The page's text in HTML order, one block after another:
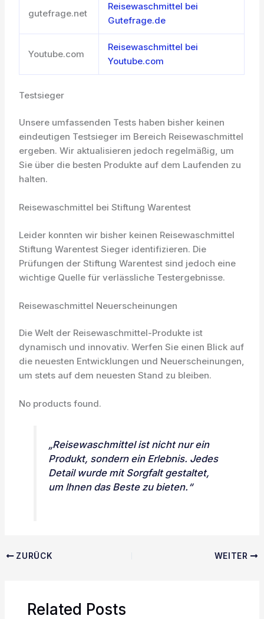
gutefrage.net
Reisewaschmittel bei
Gutefrage.de
Youtube.com
Reisewaschmittel bei
Youtube.com
Testsieger
Unsere umfassenden Tests haben bisher keinen
eindeutigen Testsieger im Bereich Reisewaschmittel
ergeben. Wir aktualisieren jedoch regelmäßig, um
Sie über die besten Produkte auf dem Laufenden zu
halten.
Reisewaschmittel bei Stiftung Warentest
Leider konnten wir bisher keinen Reisewaschmittel
Stiftung Warentest Sieger identifizieren. Die
Prüfungen der Stiftung Warentest sind jedoch eine
wichtige Quelle für verlässliche Testergebnisse.
Reisewaschmittel Neuerscheinungen
Die Welt der Reisewaschmittel-Produkte ist
dynamisch und innovativ. Werfen Sie einen Blick auf
die neuesten Entwicklungen und Neuerscheinungen,
um stets auf dem neuesten Stand zu bleiben.
No products found.
„Reisewaschmittel ist nicht nur ein
Produkt, sondern ein Erlebnis. Jedes
Detail wurde mit Sorgfalt gestaltet,
um Ihnen das Beste zu bieten.“
ZURÜCK WEITER
Related Posts